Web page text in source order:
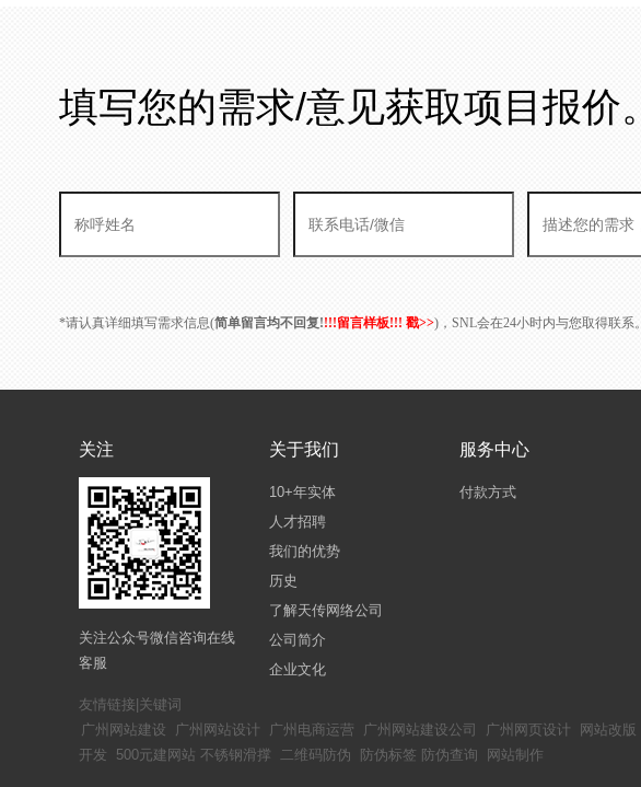
填写您的需求/意见获取项目报价。
*请认真详细填写需求信息(简单留言均不回复!!!!留言样板!!! 戳>>)，SNL会在24小时内与您取得联系。
关注
关注公众号微信咨询在线
客服
关于我们
10+年实体
人才招聘
我们的优势
历史
了解天传网络公司
公司简介
企业文化
服务中心
付款方式
友情链接|关键词
广州网站建设
广州网站设计 广州电商运营 广州网站建设公司 广州网页设计 网站改版
开发
500元建网站 不锈钢滑撑 二维码防伪 防伪标签 防伪查询 网站制作